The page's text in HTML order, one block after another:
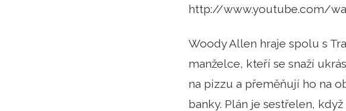
http://www.youtube.com/
Woody Allen hraje spolu s
manželce, kteří se snaží
na pizzu a přeměňují ho na
banky. Plán je sestřelen,